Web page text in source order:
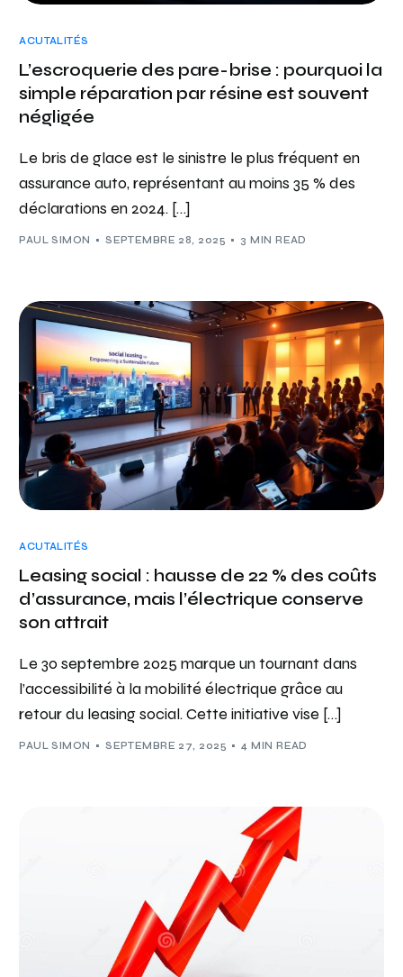
ACUTALITÉS
L’escroquerie des pare-brise : pourquoi la
simple réparation par résine est souvent
négligée
Le bris de glace est le sinistre le plus fréquent en
assurance auto, représentant au moins 35 % des
déclarations en 2024. […]
PAUL SIMON SEPTEMBRE 28, 2025 3 MIN READ
ACUTALITÉS
Leasing social : hausse de 22 % des coûts
d’assurance, mais l’électrique conserve
son attrait
Le 30 septembre 2025 marque un tournant dans
l’accessibilité à la mobilité électrique grâce au
retour du leasing social. Cette initiative vise […]
PAUL SIMON SEPTEMBRE 27, 2025 4 MIN READ